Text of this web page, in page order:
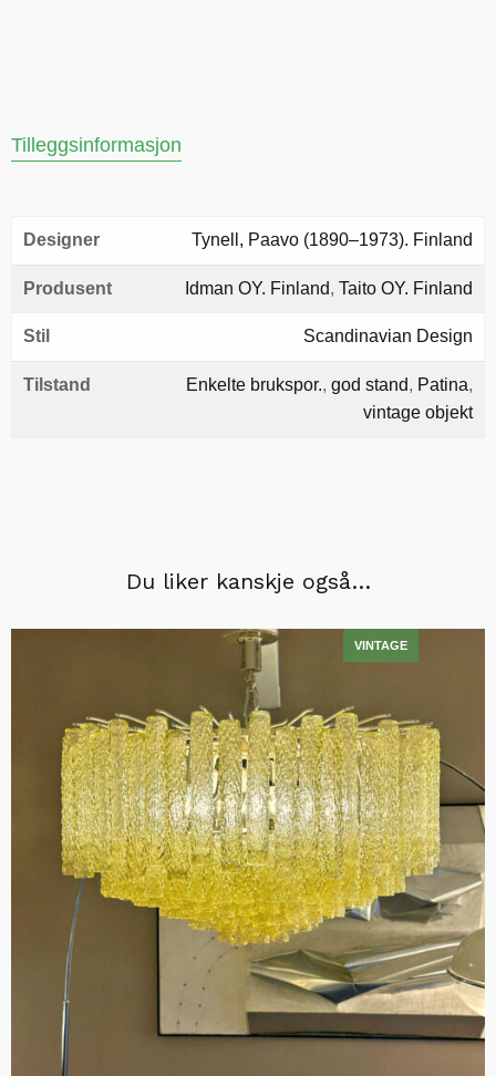
Tilleggsinformasjon
Designer Tynell, Paavo (1890–1973). Finland
Produsent Idman OY. Finland, Taito OY. Finland
Stil Scandinavian Design
Tilstand Enkelte brukspor., god stand, Patina,
vintage objekt
Du liker kanskje også…